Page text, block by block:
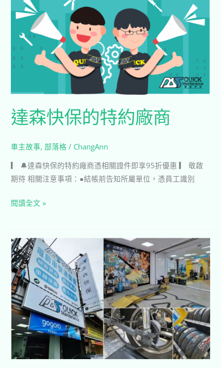
達森快保的特約廠商
車主故事,部落格 / ChangAnn
▎ 🔔達森快保的特約廠商憑相關證件即享95折優惠 ▎ 敬啟
期待 相關注意事項：●結帳前告知所屬單位，憑員工識別
商
閱讀全文 »
達
森
快
保-
南
紡
夢
時
代